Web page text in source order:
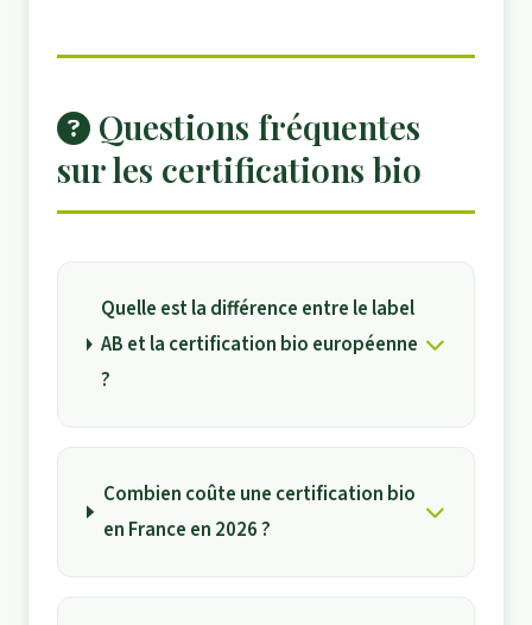
Questions fréquentes
sur les certifications bio
Quelle est la différence entre le label
AB et la certification bio européenne
?
Combien coûte une certification bio
en France en 2026 ?